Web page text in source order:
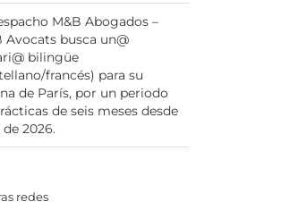
M&B Abogados –
Avocats busca un@
bilingüe
francés) para su
de París, por un periodo
de seis meses desde
2026.
redes